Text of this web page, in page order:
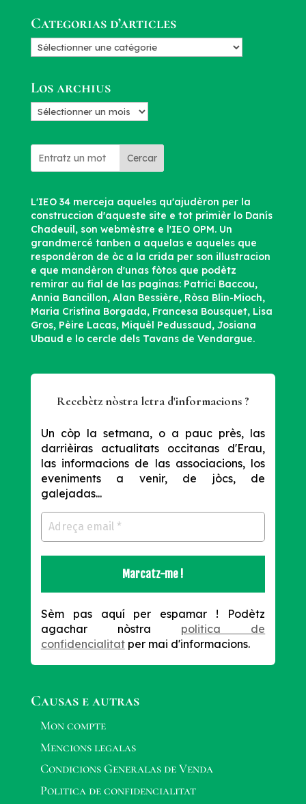
Categorias d’articles
Categorias
Los archius
Los
Cercar
L'IEO 34 merceja aqueles qu'ajudèron per la
construccion d'aqueste site e tot primièr lo Danís
Chadeuil, son webmèstre e l'IEO OPM. Un
grandmercé tanben a aquelas e aqueles que
respondèron de òc a la crida per son illustracion
e que mandèron d'unas fòtos que podètz
remirar au fial de las paginas: Patrici Baccou,
Annia Bancillon, Alan Bessière, Ròsa Blin-Mioch,
Maria Cristina Borgada, Francesa Bousquet, Lisa
Gros, Pèire Lacas, Miquèl Pedussaud, Josiana
Ubaud e lo cercle dels Tavans de Vendargue.
Recebètz nòstra letra d'informacions ?
Un còp la setmana, o a pauc près, las
darrièiras actualitats occitanas d'Erau,
las informacions de las associacions, los
eveniments a venir, de jòcs, de
galejadas...
Sèm pas aquí per espamar !
Podètz
agachar nòstra politica de
confidencialitatper mai d'informacions.
Causas e autras
Mon compte
Mencions legalas
Condicions Generalas de Venda
Politica de confidencialitat